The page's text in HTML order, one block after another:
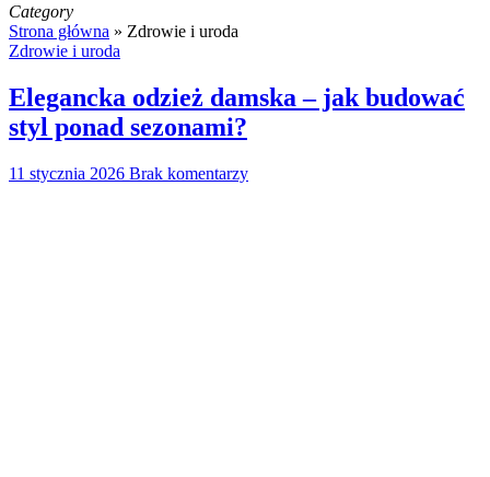
Category
Strona główna » Zdrowie i uroda
Zdrowie i uroda
Elegancka odzież damska – jak budować
styl ponad sezonami?
11 stycznia 2026 Brak komentarzy